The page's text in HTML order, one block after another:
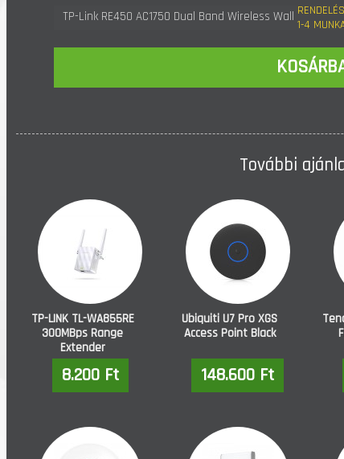
TP-Link RE450 AC1750 Dual Band Wireless Wall
1-4
További
TP-LINK TL-WA855RE
300MBps Range
Extender
8.200 Ft
Ubiquiti U7 Pro XGS
Access Point Black
148.600 Ft